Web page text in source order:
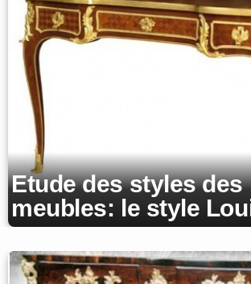
Etude des styles des
meubles: le style